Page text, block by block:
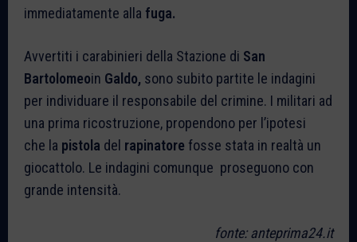
immediatamente alla fuga.
Avvertiti i carabinieri della Stazione di San
Bartolomeoin Galdo, sono subito partite le indagini
per individuare il responsabile del crimine. I militari ad
una prima ricostruzione, propendono per l’ipotesi
che la pistola del rapinatore fosse stata in realtà un
giocattolo. Le indagini comunque proseguono con
grande intensità.
fonte: anteprima24.it